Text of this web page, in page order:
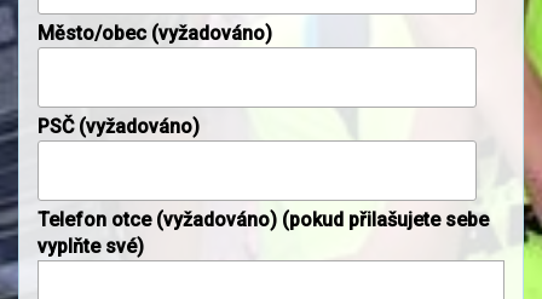
Město/obec (vyžadováno)
PSČ (vyžadováno)
Telefon otce (vyžadováno) (pokud přilašujete sebe
vyplňte své)